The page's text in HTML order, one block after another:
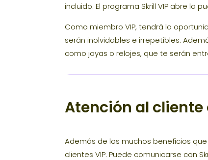
incluido. El programa Skrill VIP abre la
Como miembro VIP, tendrá la
serán inolvidables e irrepetibles.
como joyas o relojes, que te serán
Atención al cliente
Además de los muchos beneficios
clientes VIP. Puede comunicarse con